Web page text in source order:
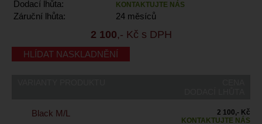
Dodací lhůta:
KONTAKTUJTE NÁS
Záruční lhůta: 24 měsíců
2 100,- Kč s DPH
HLÍDAT NASKLADNĚNÍ
Black M/L
2 100,- Kč
KONTAKTUJTE NÁS